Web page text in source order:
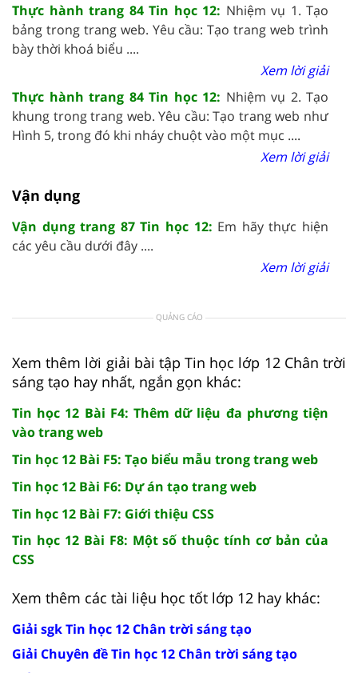
Thực hành trang 84 Tin học 12: Nhiệm vụ 1. Tạo
bảng trong trang web. Yêu cầu: Tạo trang web trình
bày thời khoá biểu ....
Xem lời giải
Thực hành trang 84 Tin học 12: Nhiệm vụ 2. Tạo
khung trong trang web. Yêu cầu: Tạo trang web như
Hình 5, trong đó khi nháy chuột vào một mục ....
Xem lời giải
Vận dụng
Vận dụng trang 87 Tin học 12: Em hãy thực hiện
các yêu cầu dưới đây ....
Xem lời giải
QUẢNG CÁO
Xem thêm lời giải bài tập Tin học lớp 12 Chân trời
sáng tạo hay nhất, ngắn gọn khác:
Tin học 12 Bài F4: Thêm dữ liệu đa phương tiện
vào trang web
Tin học 12 Bài F5: Tạo biểu mẫu trong trang web
Tin học 12 Bài F6: Dự án tạo trang web
Tin học 12 Bài F7: Giới thiệu CSS
Tin học 12 Bài F8: Một số thuộc tính cơ bản của
CSS
Xem thêm các tài liệu học tốt lớp 12 hay khác:
Giải sgk Tin học 12 Chân trời sáng tạo
Giải Chuyên đề Tin học 12 Chân trời sáng tạo